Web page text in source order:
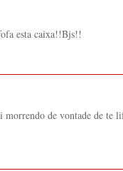
esta caixa!!Bjs!!
de vontade de te